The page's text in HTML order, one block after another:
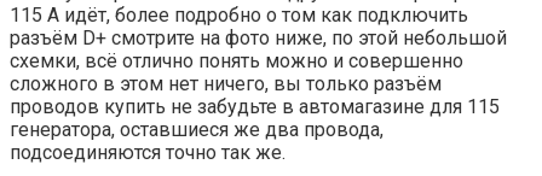
115 А идёт, более подробно о том как подключить
разъём D+ смотрите на фото ниже, по этой небольшой
схемки, всё отлично понять можно и совершенно
сложного в этом нет ничего, вы только разъём
проводов купить не забудьте в автомагазине для 115
генератора, оставшиеся же два провода,
подсоединяются точно так же.